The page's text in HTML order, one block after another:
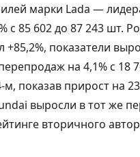
марки Lada —
с 85 602 до 87 243 шт.
показатели
на 4,1% с 18
м, показав прирост на
выросли в тот же
вторичного